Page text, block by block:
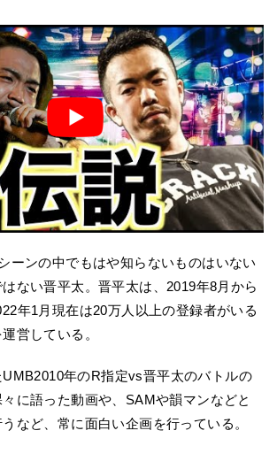
ーンの中でもはや知らないものはいない
ない晋平太。晋平太は、2019年8月から
年1月現在は20万人以上の登録者がいる
営している。
年のR指定vs晋平太のバトルの
に語った動画や、SAMや韻マンなどと
など、常に面白い企画を行っている。